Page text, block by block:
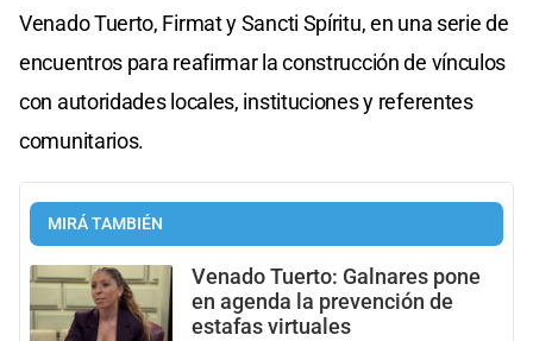
Venado Tuerto, Firmat y Sancti Spíritu, en una serie de
encuentros para reafirmar la construcción de vínculos
con autoridades locales, instituciones y referentes
comunitarios.
MIRÁ TAMBIÉN
Venado Tuerto: Galnares pone
en agenda la prevención de
estafas virtuales